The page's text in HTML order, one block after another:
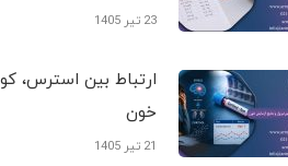
23 تیر 1405
ارتباط بین استرس،
خون
21 تیر 1405